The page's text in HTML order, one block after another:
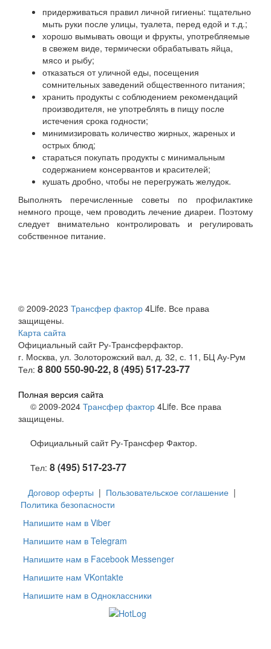
придерживаться правил личной гигиены: тщательно
мыть руки после улицы, туалета, перед едой и т.д.;
хорошо вымывать овощи и фрукты, употребляемые
в свежем виде, термически обрабатывать яйца,
мясо и рыбу;
отказаться от уличной еды, посещения
сомнительных заведений общественного питания;
хранить продукты с соблюдением рекомендаций
производителя, не употреблять в пищу после
истечения срока годности;
минимизировать количество жирных, жареных и
острых блюд;
стараться покупать продукты с минимальным
содержанием консервантов и красителей;
кушать дробно, чтобы не перегружать желудок.
Выполнять перечисленные советы по профилактике
немного проще, чем проводить лечение диареи. Поэтому
следует внимательно контролировать и регулировать
собственное питание.
© 2009-2023 Трансфер фактор 4Life. Все права
защищены.
Карта сайта
Официальный сайт Ру-Трансферфактор.
г. Москва, ул. Золоторожский вал, д. 32, с. 11, БЦ Ау-Рум
Тел: 8 800 550-90-22, 8 (495) 517-23-77
Полная версия сайта
© 2009-2024 Трансфер фактор 4Life. Все права
защищены.
Официальный сайт Ру-Трансфер Фактор.
Тел: 8 (495) 517-23-77
Договор оферты | Пользовательское соглашение |
Политика безопасности
Напишите нам в Viber
Напишите нам в Telegram
Напишите нам в Facebook Messenger
Напишите нам VKontakte
Напишите нам в Одноклассники